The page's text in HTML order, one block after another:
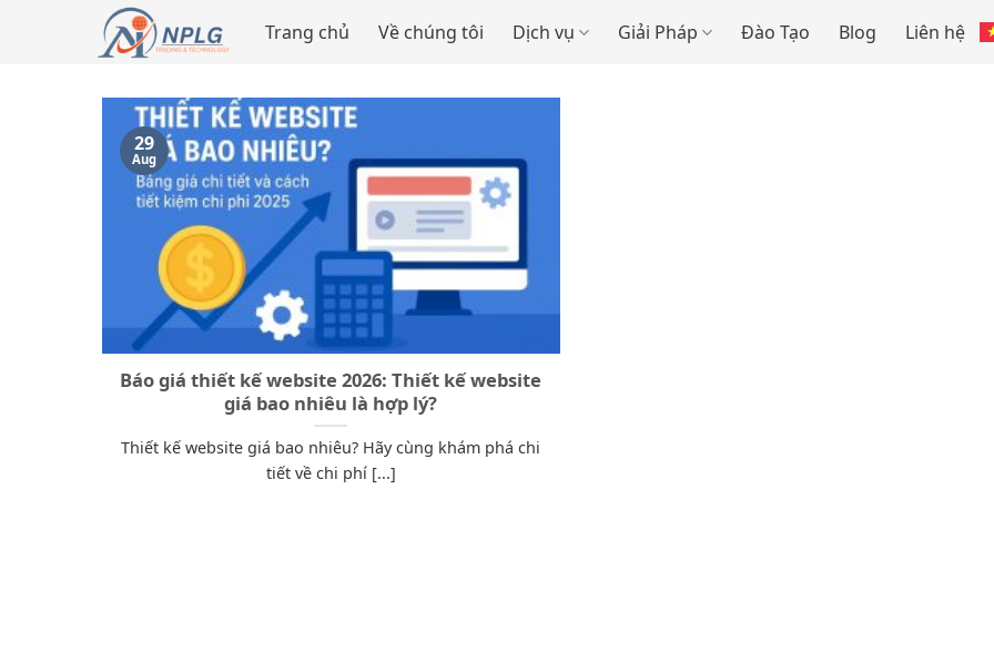
Trang chủ Về chúng tôi Dịch vụ Giải Pháp Đào Tạo Blog Liên hệ
Báo giá thiết kế website 2026: Thiết kế website
giá bao nhiêu là hợp lý?
Thiết kế website giá bao nhiêu? Hãy cùng khám phá chi
tiết về chi phí [...]
29
Aug